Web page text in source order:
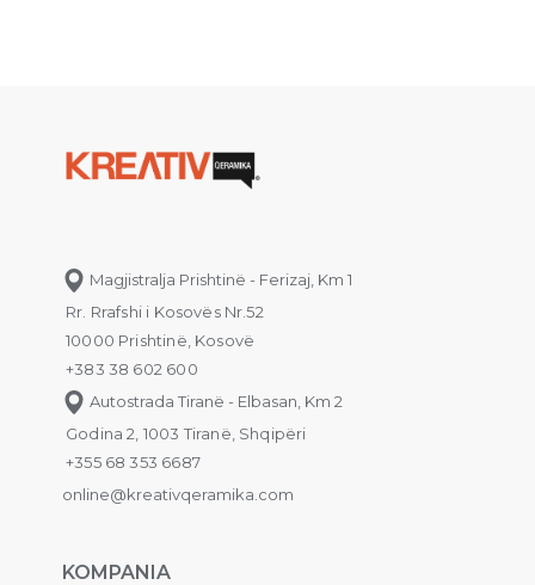
Magjistralja Prishtinë - Ferizaj, Km 1
Rr. Rrafshi i Kosovës Nr.52
10000 Prishtinë, Kosovë
+383 38 602 600
Autostrada Tiranë - Elbasan, Km 2
Godina 2, 1003 Tiranë, Shqipëri
+355 68 353 6687
online@kreativqeramika.com
KOMPANIA